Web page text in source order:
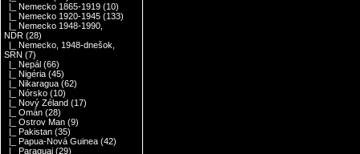
|_ Nemecko 1865-1919 (10)
|_ Nemecko 1920-1945 (133)
|_ Nemecko 1948-1990,
NDR (28)
|_ Nemecko, 1948-dnešok,
SRN (7)
|_ Nepál (66)
|_ Nigéria (45)
|_ Nikaragua (62)
|_ Nórsko (10)
|_ Nový Zéland (17)
|_ Omán (28)
|_ Ostrov Man (9)
|_ Pakistan (35)
|_ Papua-Nová Guinea (42)
|_ Paraguaj (29)